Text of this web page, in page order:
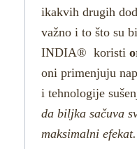
ikakvih drugih
važno i to što su
INDIA® koristi
oni primenjuju
i tehnologije
da biljka sačuva
maksimalni efekat.